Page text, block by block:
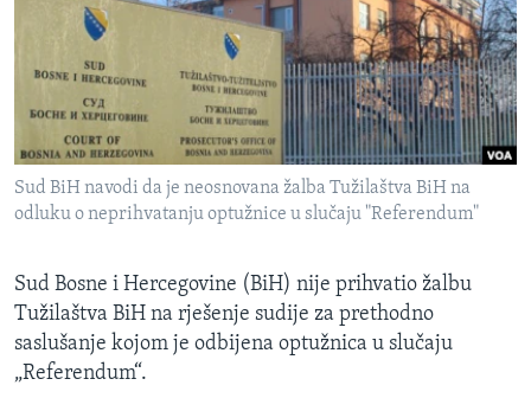
MAGAZIN
O GLASU AMERIKE
Learning English
PRATITE NAS
Jezici
Sud BiH navodi da je neosnovana žalba Tužilaštva BiH na
odluku o neprihvatanju optužnice u slučaju "Referendum"
Sud Bosne i Hercegovine (BiH) nije prihvatio žalbu
Tužilaštva BiH na rješenje sudije za prethodno
saslušanje kojom je odbijena optužnica u slučaju
„Referendum“.